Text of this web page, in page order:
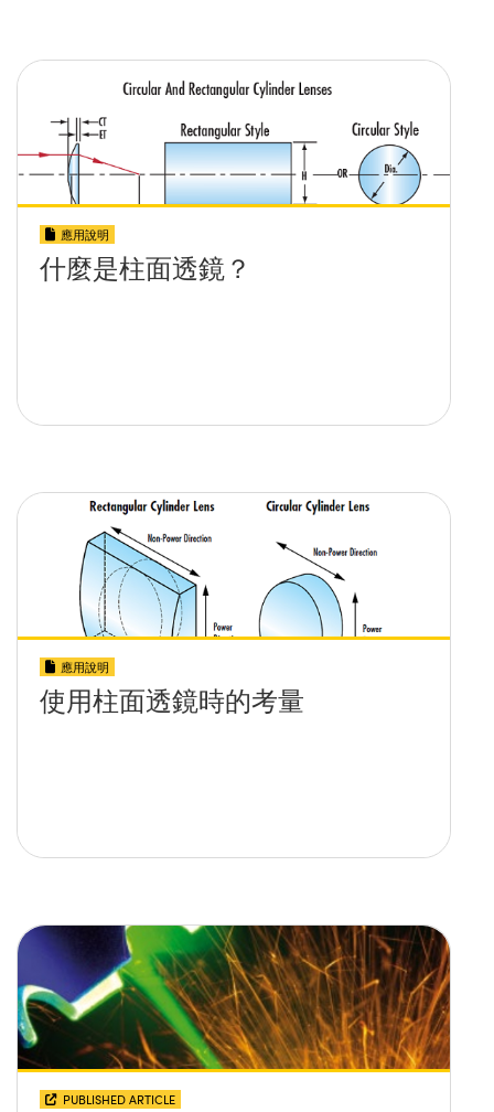
應用說明
什麼是柱面透鏡？
應用說明
使用柱面透鏡時的考量
PUBLISHED ARTICLE